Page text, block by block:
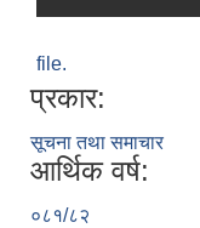
file.
प्रकार:
सूचना तथा समाचार
आर्थिक वर्ष:
०८१/८२